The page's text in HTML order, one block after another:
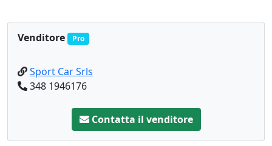
Venditore Pro
Sport Car Srls
348 1946176
Contatta il venditore